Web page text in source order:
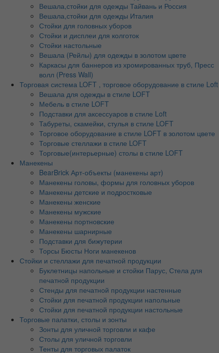
Вешала,стойки для одежды Тайвань и Россия
Вешала,стойки для одежды Италия
Стойки для головных уборов
Стойки и дисплеи для колготок
Стойки настольные
Вешала (Рейлы) для одежды в золотом цвете
Каркасы для баннеров из хромированных труб, Пресс
волл (Press Wall)
Торговая система LOFT , торговое оборудование в стиле Loft
Вешала для одежды в стиле LOFT
Мебель в стиле LOFT
Подставки для аксессуаров в стиле Loft
Табуреты, скамейки, стулья в стиле LOFT
Торговое оборудование в стиле LOFT в золотом цвете
Торговые стеллажи в стиле LOFT
Торговые(интерьерные) столы в стиле LOFT
Манекены
BearBrick Арт-объекты (манекены арт)
Манекены головы, формы для головных уборов
Манекены детские и подростковые
Манекены женские
Манекены мужские
Манекены портновские
Манекены шарнирные
Подставки для бижутерии
Торсы Бюсты Ноги манекенов
Стойки и стеллажи для печатной продукции
Буклетницы напольные и стойки Парус, Стела для
печатной продукции
Стенды для печатной продукции настенные
Стойки для печатной продукции напольные
Стойки для печатной продукции настольные
Торговые палатки, столы и зонты
Зонты для уличной торговли и кафе
Столы для уличной торговли
Тенты для торговых палаток